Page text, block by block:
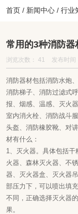
首页 / 新闻中心 / 行业
常用的3种消防器
浏览次数： 41 发布时
消防器材包括消防水炮
消防梯子、消防过滤式
报、烟感、温感、灭火
室内消火栓、消防战斗
头盔、消防橡胶靴、对
材有什么：
1、灭火器。具体包括
火器、森林灭火器、不
器、灭火器盒、灭火器
部压力下，可以喷出填
不同，正确选择灭火器
果。